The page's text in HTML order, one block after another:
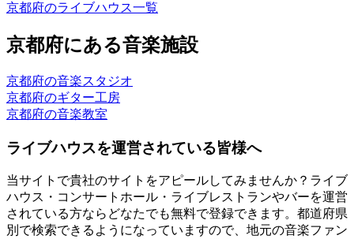
京都府のライブハウス一覧
京都府にある音楽施設
京都府の音楽スタジオ
京都府のギター工房
京都府の音楽教室
ライブハウスを運営されている皆様へ
当サイトで貴社のサイトをアピールしてみませんか？ライブ
ハウス・コンサートホール・ライブレストランやバーを運営
されている方ならどなたでも無料で登録できます。都道府県
別で検索できるようになっていますので、地元の音楽ファン